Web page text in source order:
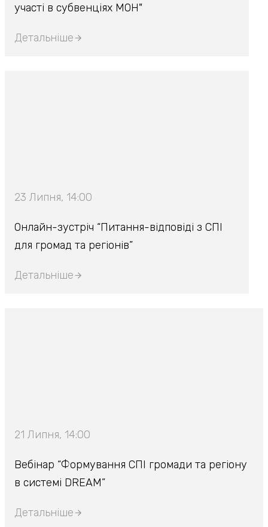
участі в субвенціях МОН"
Детальніше
23 Липня, 14:00
Онлайн-зустріч “Питання-відповіді з СПІ
для громад та регіонів”
Детальніше
21 Липня, 14:00
Вебінар “Формування СПІ громади та регіону
в системі DREAM”
Детальніше